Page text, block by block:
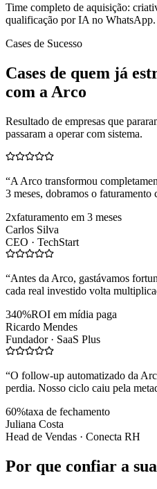
Time completo de aquisição:
qualificação por IA no WhatsApp.
Cases de Sucesso
Cases de quem já
com a Arco
Resultado de empresas que
passaram a operar com sistema.
“A Arco transformou
3 meses, dobramos o faturamento
2xfaturamento em 3 meses
Carlos Silva
CEO · TechStart
“Antes da Arco, gastávamos
cada real investido volta
340%ROI em mídia paga
Ricardo Mendes
Fundador · SaaS Plus
“O follow-up automatizado da
perdia. Nosso ciclo caiu pela
60%taxa de fechamento
Juliana Costa
Head de Vendas · Conecta RH
Por que confiar a